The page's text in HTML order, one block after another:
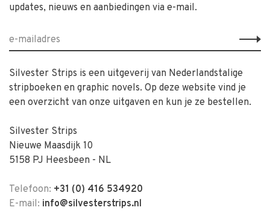
updates, nieuws en aanbiedingen via e-mail.
Silvester Strips is een uitgeverij van Nederlandstalige
stripboeken en graphic novels. Op deze website vind je
een overzicht van onze uitgaven en kun je ze bestellen.
Silvester Strips
Nieuwe Maasdijk 10
5158 PJ Heesbeen - NL
Telefoon: +31 (0) 416 534920
E-mail: info@silvesterstrips.nl